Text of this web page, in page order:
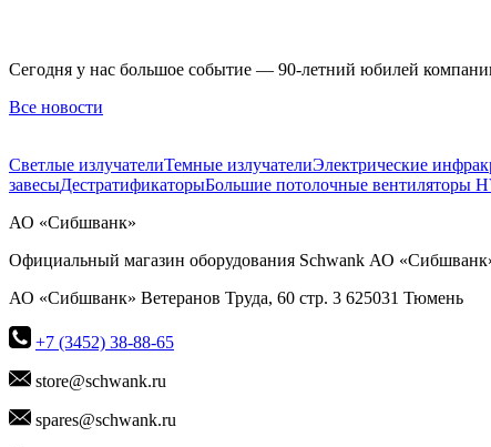
Сегодня у нас большое событие — 90-летний юбилей
Все новости
Светлые излучателиТемные излучателиЭлектрические
завесыДестратификаторыБольшие потолочные вентиляторы
АО «Сибшванк»
Официальный магазин оборудования Schwank АО
АО «Сибшванк» Ветеранов Труда, 60 стр. 3 625031 Тюмень
+7 (3452) 38-88-65
store@schwank.ru
spares@schwank.ru